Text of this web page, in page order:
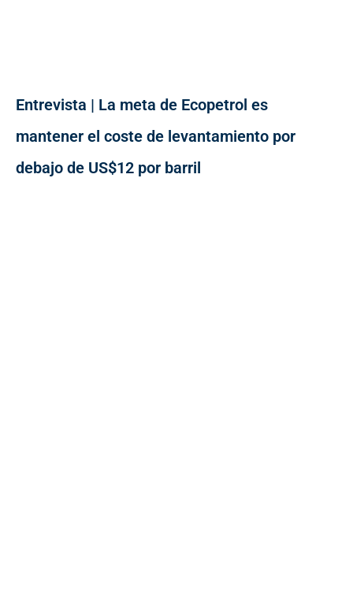
Entrevista | La meta de Ecopetrol es
mantener el coste de levantamiento por
debajo de US$12 por barril